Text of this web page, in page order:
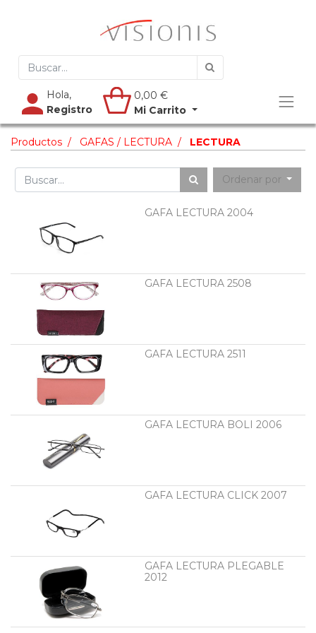
Hola,
Registro
0,00 €
Mi Carrito
Productos GAFAS / LECTURA LECTURA
Ordenar por
GAFA LECTURA 2004
GAFA LECTURA 2508
GAFA LECTURA 2511
GAFA LECTURA BOLI 2006
GAFA LECTURA CLICK 2007
GAFA LECTURA PLEGABLE
2012